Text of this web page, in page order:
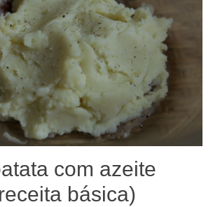
com azeite
básica)